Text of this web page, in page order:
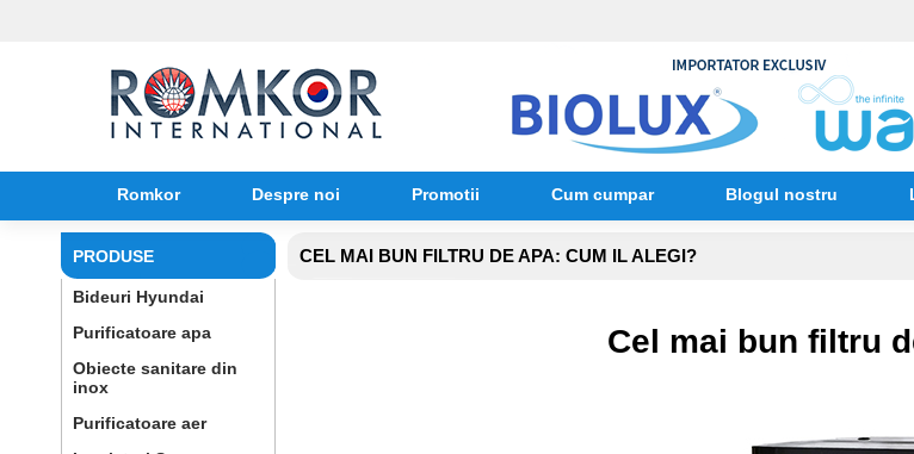
Romkor Despre noi Promotii Cum cumpar Blogul nostru
PRODUSE
Bideuri Hyundai
Purificatoare apa
Obiecte sanitare din
inox
Purificatoare aer
CEL MAI BUN FILTRU DE APA: CUM IL ALEGI?
Cel mai bun filtru